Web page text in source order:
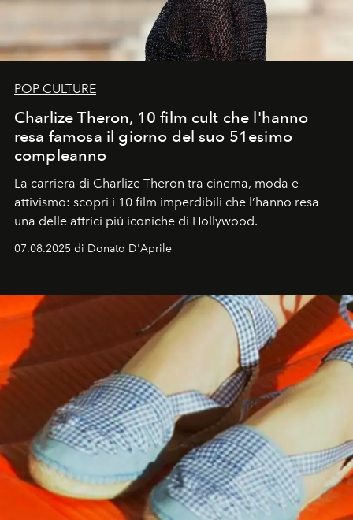
POP CULTURE
Charlize Theron, 10 film cult che l'hanno
resa famosa il giorno del suo 51esimo
compleanno
La carriera di Charlize Theron tra cinema, moda e
attivismo: scopri i 10 film imperdibili che l’hanno resa
una delle attrici più iconiche di Hollywood.
07.08.2025 di Donato D'Aprile